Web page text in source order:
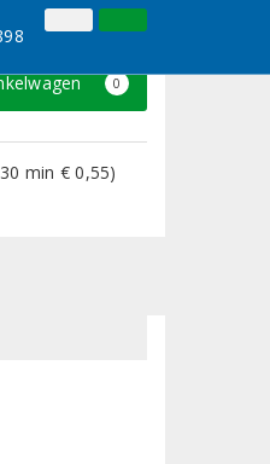
Klantenservice
0
min € 0,55)